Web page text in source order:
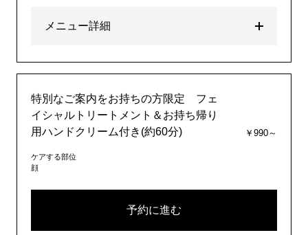
メニュー詳細
特別なご案内をお持ちの方限定 フェ
イシャルトリートメント＆お持ち帰り
用ハンドクリーム付き(約60分)
￥990～
ケアする部位
顔
予約に進む